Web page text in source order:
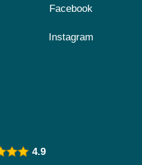
Facebook
Instagram
4.9